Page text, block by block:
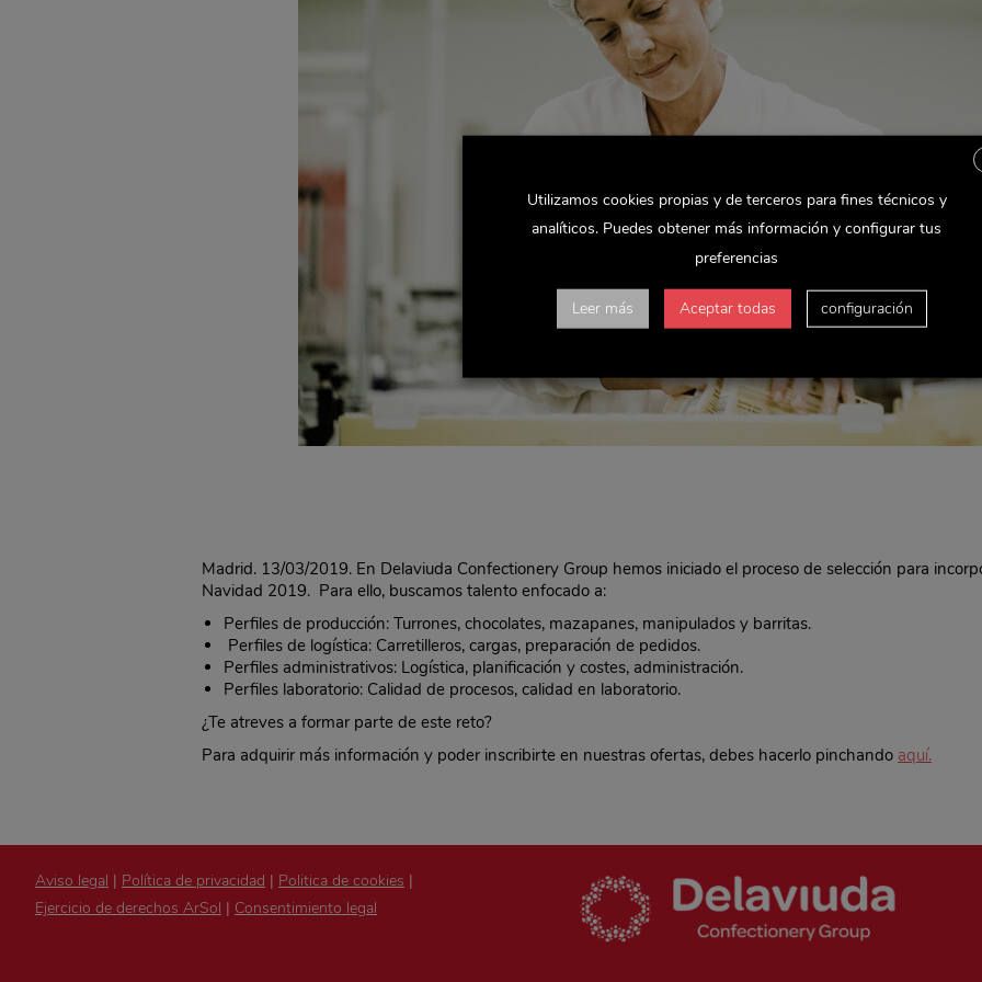
Madrid. 13/03/2019. En Delaviuda Confectionery Group hemos iniciado el proceso de selección para
Navidad 2019. Para ello, buscamos talento enfocado a:
Perfiles de producción: Turrones, chocolates, mazapanes, manipulados y barritas.
Perfiles de logística: Carretilleros, cargas, preparación de pedidos.
Perfiles administrativos: Logística, planificación y costes, administración.
Perfiles laboratorio: Calidad de procesos, calidad en laboratorio.
¿Te atreves a formar parte de este reto?
Para adquirir más información y poder inscribirte en nuestras ofertas, debes hacerlo pinchando aquí.
Aviso legal | Política de privacidad | Politica de cookies |
Ejercicio de derechos ArSol | Consentimiento legal
Utilizamos cookies propias y de terceros para fines técnicos y
analíticos. Puedes obtener más información y configurar tus
preferencias
Leer más Aceptar todas configuración